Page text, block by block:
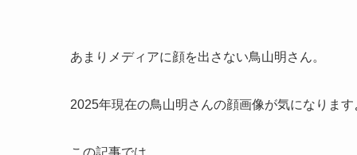
あまりメディアに顔を出さない鳥山明さん。
2025年現在の鳥山明さんの顔画像が気になります